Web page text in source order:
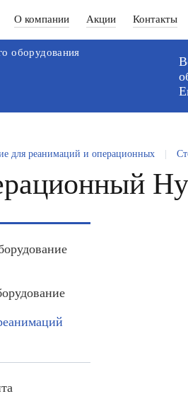
О компании Акции Контакты
оборудования
для реанимаций и операционных